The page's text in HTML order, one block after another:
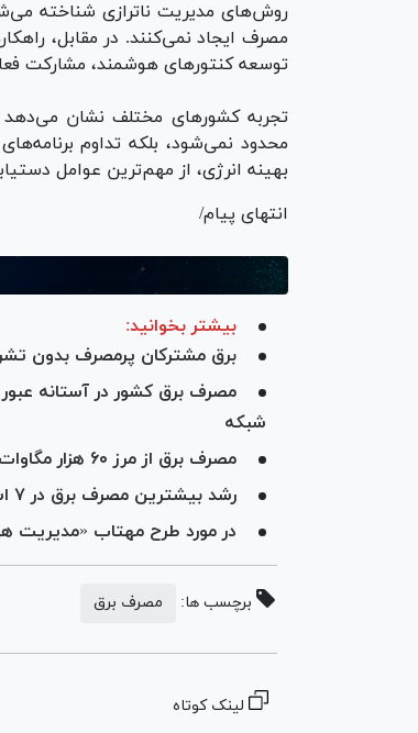
روش‌های مدیریت ناترازی شناخته
مصرف ایجاد نمی‌کنند. در مقابل،
توسعه کنتور‌های هوشمند، مشارکت
تجربه کشور‌های مختلف نشان می‌دهد
محدود نمی‌شود، بلکه تداوم
بهینه انرژی، از مهم‌ترین عوامل
انتهای پیام/
بیشتر بخوانید:
برق مشترکان پرمصرف بدون
شبکه
مصرف برق از مرز ۶۰ هزار مگاوات در هفته جاری گذشت
رشد بیشترین مصرف برق در ۷ استان
در مورد طرح مهتاب «مدیریت
برچسب ها: مصرف برق
لینک کوتاه